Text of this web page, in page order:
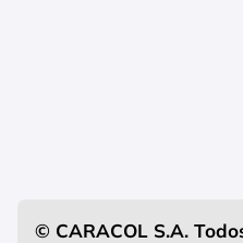
© CARACOL S.A.